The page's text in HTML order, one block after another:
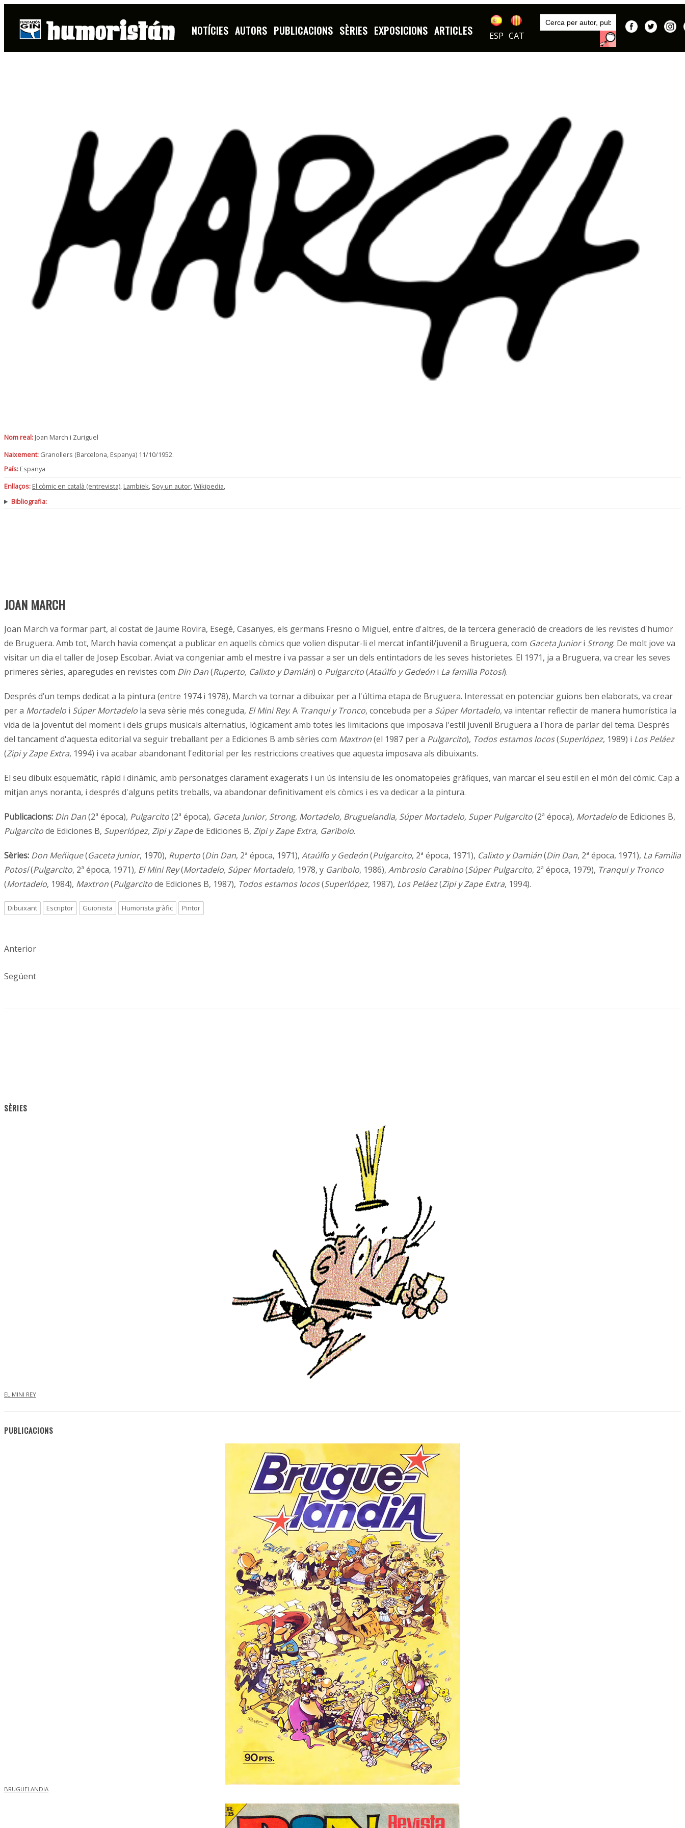
NOTÍCIES AUTORS PUBLICACIONS SÈRIES EXPOSICIONS ARTICLES ESP CAT
Autors
FITXA DIBUIXOS
Nom real: Joan March i Zuriguel
Naixement: Granollers (Barcelona, Espanya) 11/10/1952.
País: Espanya
Enllaços: El còmic en català (entrevista), Lambiek, Soy un autor,Wikipedia,
Bibliografia:
JOAN MARCH
Joan March va formar part, al costat de Jaume Rovira, Esegé, Casanyes, els germans Fresno o Miguel, entre d'altres, de la tercera generació de creadors de les revistes d'humor
de Bruguera. Amb tot, March havia començat a publicar en aquells còmics que volien disputar-li el mercat infantil/juvenil a Bruguera, com Gaceta Juniori Strong. De molt jove va
visitar un dia el taller de Josep Escobar. Aviat va congeniar amb el mestre i va passar a ser un dels entintadors de les seves historietes. El 1971, ja a Bruguera, va crear les seves
primeres sèries, aparegudes en revistes com Din Dan(Ruperto, Calixto y Damián) o Pulgarcito(Ataúlfo y Gedeón i La familia Potosí).
Després d’un temps dedicat a la pintura (entre 1974 i 1978), March va tornar a dibuixar per a l'última etapa de Bruguera. Interessat en potenciar guions ben elaborats, va crear
per a Mortadelo i Súper Mortadelo la seva sèrie més coneguda, El Mini Rey. A Tranqui y Tronco, concebuda per a Súper Mortadelo, va intentar reflectir de manera humorística la
vida de la joventut del moment i dels grups musicals alternatius, lògicament amb totes les limitacions que imposava l'estil juvenil Bruguera a l'hora de parlar del tema. Després
del tancament d'aquesta editorial va seguir treballant per a Ediciones B amb sèries com Maxtron(el 1987 per a Pulgarcito), Todos estamos locos(Superlópez, 1989) i Los Peláez
(Zipi y Zape Extra, 1994) i va acabar abandonant l'editorial per les restriccions creatives que aquesta imposava als dibuixants.
El seu dibuix esquemàtic, ràpid i dinàmic, amb personatges clarament exagerats i un ús intensiu de les onomatopeies gràfiques, van marcar el seu estil en el món del còmic. Cap a
mitjan anys noranta, i després d'alguns petits treballs, va abandonar definitivament els còmics i es va dedicar a la pintura.
Publicacions: Din Dan(2ª época), Pulgarcito(2ª época), Gaceta Junior, Strong, Mortadelo, Bruguelandia, Súper Mortadelo, Super Pulgarcito(2ª época), Mortadelode Ediciones B,
Pulgarcitode Ediciones B, Superlópez, Zipi y Zapede Ediciones B, Zipi y Zape Extra, Garibolo.
Sèries: Don Meñique(Gaceta Junior, 1970), Ruperto(Din Dan, 2ª época, 1971), Ataúlfo y Gedeón(Pulgarcito, 2ª época, 1971), Calixto y Damián(Din Dan, 2ª época, 1971), La Familia
Potosí(Pulgarcito, 2ª época, 1971), El Mini Rey(Mortadelo, Súper Mortadelo, 1978, y Garibolo, 1986), Ambrosio Carabino(Súper Pulgarcito, 2ª época, 1979), Tranqui y Tronco
(Mortadelo, 1984), Maxtron(Pulgarcitode Ediciones B, 1987), Todos estamos locos(Superlópez, 1987), Los Peláez(Zipi y Zape Extra, 1994).
Dibuixant Escriptor Guionista Humorista gràfic Pintor
Anterior
Següent
SÈRIES
EL MINI REY
PUBLICACIONS
BRUGUELANDIA